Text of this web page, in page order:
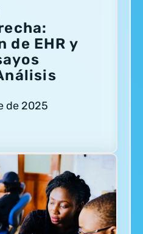
de EHR y
de 2025